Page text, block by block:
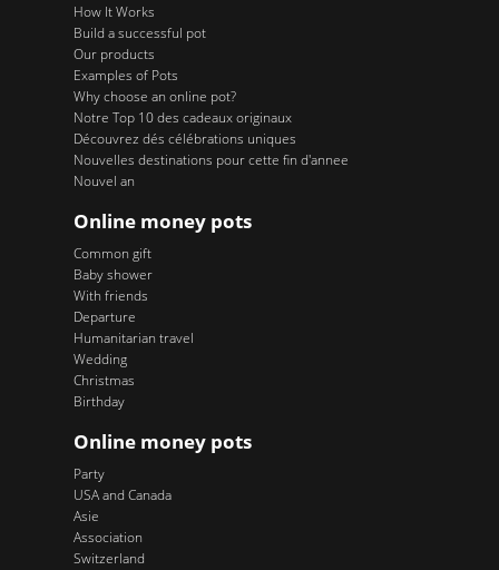
How It Works
Build a successful pot
Our products
Examples of Pots
Why choose an online pot?
Notre Top 10 des cadeaux originaux
Découvrez dés célébrations uniques
Nouvelles destinations pour cette fin d'annee
Nouvel an
Online money pots
Common gift
Baby shower
With friends
Departure
Humanitarian travel
Wedding
Christmas
Birthday
Online money pots
Party
USA and Canada
Asie
Association
Switzerland